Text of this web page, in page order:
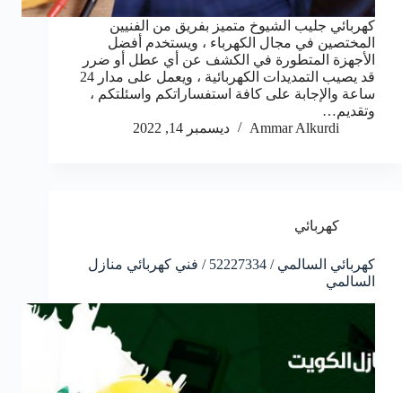
كهربائي جليب الشيوخ متميز بفريق من الفنيين
المختصين في مجال الكهرباء ، ويستخدم أفضل
الأجهزة المتطورة في الكشف عن أي عطل أو ضرر
قد يصيب التمديدات الكهربائية ، ويعمل على مدار 24
ساعة والإجابة على كافة استفساراتكم واسئلتكم ،
وتقديم…
Ammar Alkurdi
ديسمبر 14, 2022
كهربائي
كهربائي السالمي / 52227334 / فني كهربائي منازل
السالمي